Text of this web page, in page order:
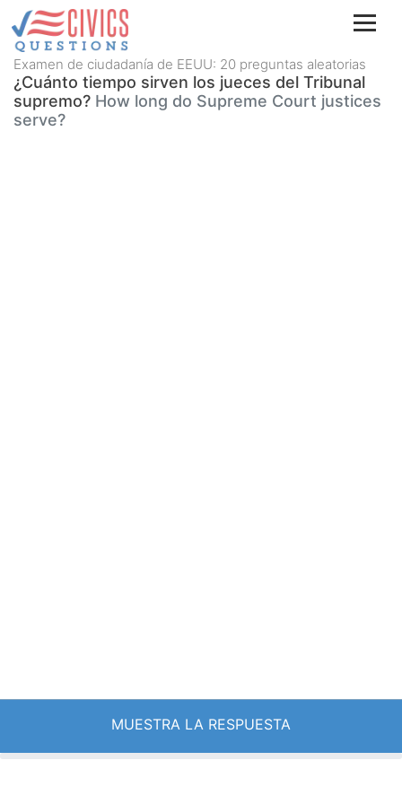
Examen de ciudadanía de EEUU: 20 preguntas aleatorias
¿Cuánto tiempo sirven los jueces del Tribunal
supremo? How long do Supreme Court justices
serve?
MUESTRA LA RESPUESTA